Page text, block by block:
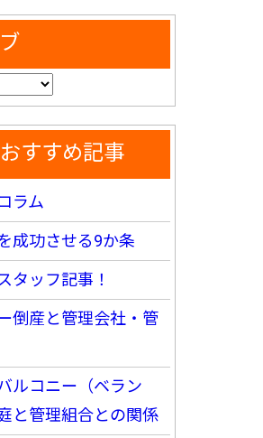
すすめ記事
ラム
成功させる9か条
タッフ記事！
倒産と管理会社・管
ルコニー（ベラン
と管理組合との関係